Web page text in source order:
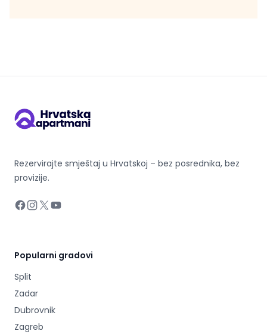
Rezervirajte smještaj u Hrvatskoj – bez posrednika, bez
provizije.
Facebook
Instagram
X YouTube
Popularni gradovi
Split
Zadar
Dubrovnik
Zagreb